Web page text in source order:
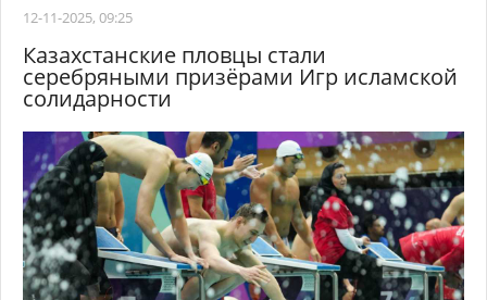
12-11-2025, 09:25
Казахстанские пловцы стали
серебряными призёрами Игр исламской
солидарности